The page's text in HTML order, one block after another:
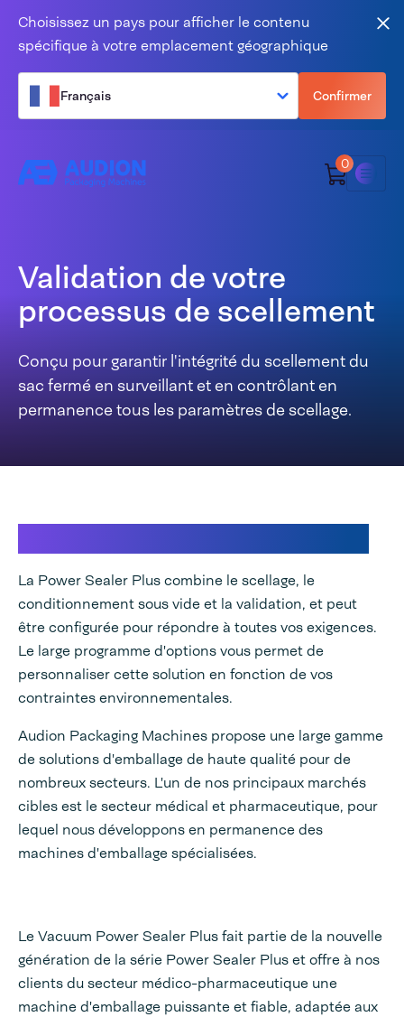
Choisissez un pays pour afficher le contenu
spécifique à votre emplacement géographique
Français Confirmer
0
Menu
Validation de votre
processus de scellement
Conçu pour garantir l'intégrité du scellement du
sac fermé en surveillant et en contrôlant en
permanence tous les paramètres de scellage.
La Power Sealer Plus combine le scellage, le
conditionnement sous vide et la validation, et peut
être configurée pour répondre à toutes vos exigences.
Le large programme d'options vous permet de
personnaliser cette solution en fonction de vos
contraintes environnementales.
Audion Packaging Machines propose une large gamme
de solutions d'emballage de haute qualité pour de
nombreux secteurs. L'un de nos principaux marchés
cibles est le secteur médical et pharmaceutique, pour
lequel nous développons en permanence des
machines d'emballage spécialisées.
Le Vacuum Power Sealer Plus fait partie de la nouvelle
génération de la série Power Sealer Plus et offre à nos
clients du secteur médico-pharmaceutique une
machine d'emballage puissante et fiable, adaptée aux